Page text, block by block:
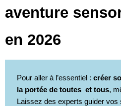
aventure
en 2026
Pour aller à l’essentiel : créer
la portée de toutes et tous,
Laissez des experts guider vos